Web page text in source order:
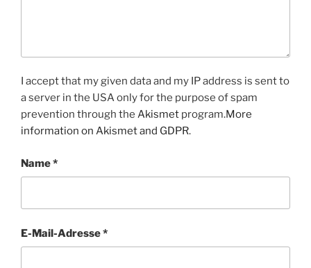
I accept that my given data and my IP address is sent to
a server in the USA only for the purpose of spam
prevention through the Akismet program.More
information on Akismet and GDPR.
Name*
E-Mail-Adresse*